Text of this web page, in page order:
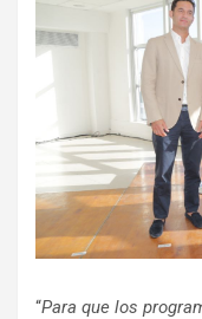
“Para que los